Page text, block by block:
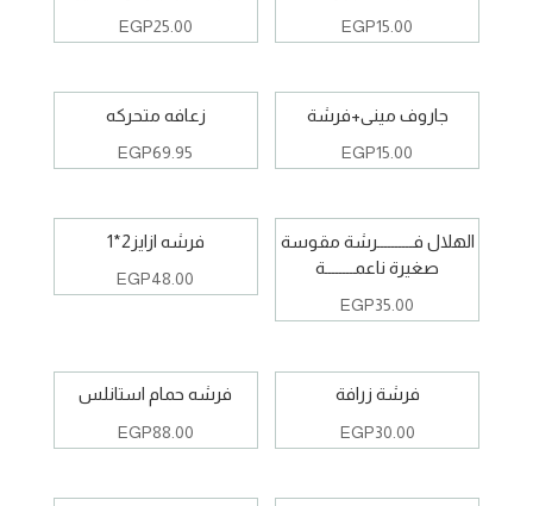
EGP15.00
EGP25.00
جاروف مينى+فرشة
EGP15.00
زعافه متحركه
EGP69.95
الهلال فــــــــــرشة مقوسة
صغيرة ناعمــــــــة
EGP35.00
فرشه ازايز2*1
EGP48.00
فرشة زرافة
EGP30.00
فرشه حمام استانلس
EGP88.00